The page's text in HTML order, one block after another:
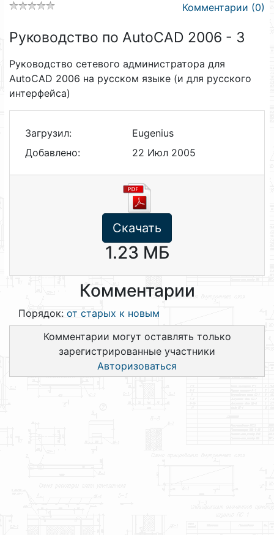
Комментарии (0)
Руководство по AutoCAD 2006 - 3
Руководство сетевого администратора для
AutoCAD 2006 на русском языке (и для русского
интерфейса)
Загрузил:
Eugenius
Добавлено:
22 Июл 2005
Скачать
1.23 МБ
Комментарии
Порядок: от старых к новым
Комментарии могут оставлять только
зарегистрированные участники
Авторизоваться